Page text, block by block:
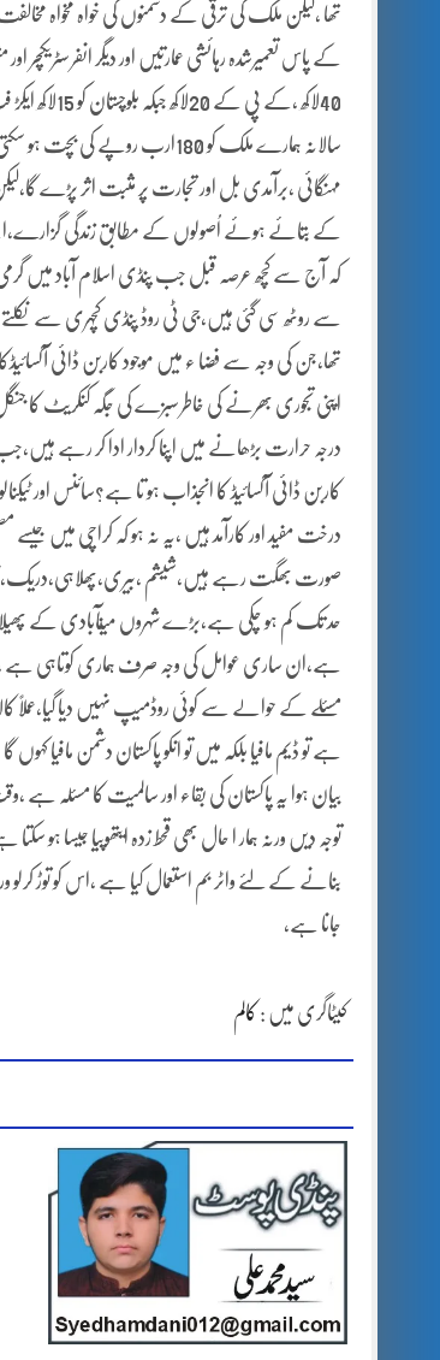
سالانہ ہمارے ملک کو 180ارب
مہنگائی ،برآمدی بل اور تجارت پر مثبت اثر پڑے
کے بتائے ہوئے اُصولوں کے مطابق زندگی
کہ آج سے کچھ عرصہ قبل جب پنڈی اسلام آباد میں گرمی
سے روٹھ سی گئی ہیں،جی ٹی روڈ پنڈی کچہری سے
تھا،جن کی وجہ سے فضا ء میں موجود کاربن ڈائی
اپنی تجوری بھرنے کی خاطر سبزے کی جگہ کنکریٹ کا
درجہ حرارت بڑھانے میں اپنا کردار ادا کر رہے
کاربن ڈائی آکسائیڈ کا انجذاب ہو تا ہے؟سائنس اور
درخت مفید اور کارآمد ہیں ،یہ نہ ہو کہ کراچی میں
صورت بھگت رہے ہیں،شیشم
حد تک کم ہو چکی ہے،بڑے شہروں میںآبادی کے
ہے،ان ساری عوامل کی وجہ صرف ہماری کوتاہی ہے
مسئلے کے حوالے سے کوئی روڈمیپ نہیں دیا گیا،عملاً
ہے تو ڈیم مافیا بلکہ میں تو انکو پاکستان دشمن
بیان ہوا یہ پاکستان کی بقاء اور سالمیت کا مسئلہ
توجہ دیں ورنہ ہمار ا حال بھی قحط زدہ ایتھوپیا جیسا ہو
جانا ہے،
کیٹاگری میں : کالم